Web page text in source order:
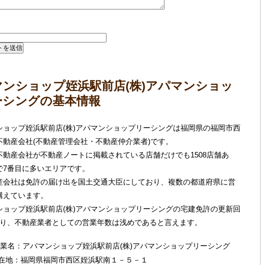
ンショップ姪浜駅前店(株)アパマンショッ
ングの基本情報
ョップ姪浜駅前店(株)アパマンショップリーシングは福岡県の福岡市西
動産会社(不動産管理会社・不動産仲介業者)です。
動産会社が不動産ノートに掲載されている店舗だけでも1508店舗あ
7番目に多いエリアです。
会社は免許の届け出を国土交通大臣にしており、複数の都道府県に営
ています。
ョップ姪浜駅前店(株)アパマンショップリーシングの宅建免許の更新回
、不動産業者としての営業年数は浅めであると言えます。
名：アパマンショップ姪浜駅前店(株)アパマンショップリーシング
地：福岡県福岡市西区姪浜駅南１－５－１